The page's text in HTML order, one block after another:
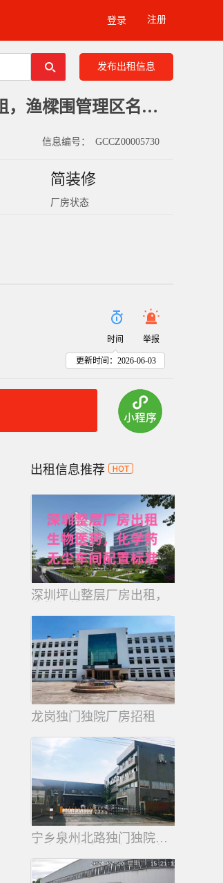
登录 注册
发布出租信息
东莞清溪工业园独栋厂房出租，渔樑围管理区名立工业城6500平
信息编号： GCCZ00005730
简装修
厂房状态
时间 举报
更新时间：2026-06-03
出租信息推荐
深圳坪山整层厂房出租，
化学药特殊行业，
无尘车间配置
龙岗独门独院厂房招租
宁乡泉州北路独门独院厂房出租